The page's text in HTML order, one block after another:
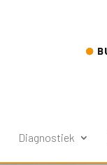
Diagnostiek